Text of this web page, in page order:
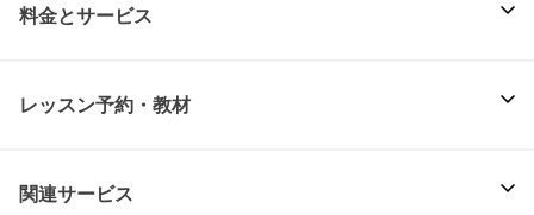
料金とサービス
レッスン予約・教材
関連サービス